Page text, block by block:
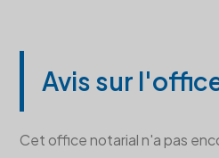
Avis sur
Cet office notarial n'a pas